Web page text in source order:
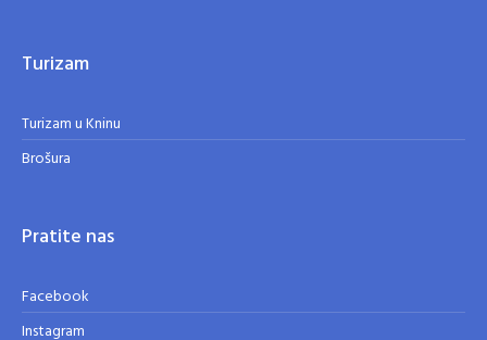
Turizam
Turizam u Kninu
Brošura
Pratite nas
Facebook
Instagram